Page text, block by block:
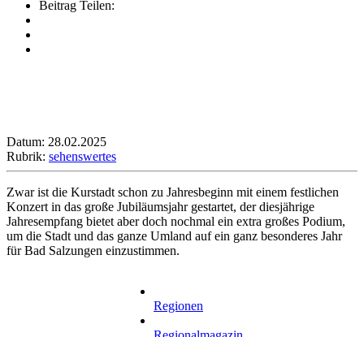
Beitrag Teilen:
Datum: 28.02.2025
Rubrik: sehenswertes
Zwar ist die Kurstadt schon zu Jahresbeginn mit einem festlichen
Konzert in das große Jubiläumsjahr gestartet, der diesjährige
Jahresempfang bietet aber doch nochmal ein extra großes Podium,
um die Stadt und das ganze Umland auf ein ganz besonderes Jahr
für Bad Salzungen einzustimmen.
Regionen